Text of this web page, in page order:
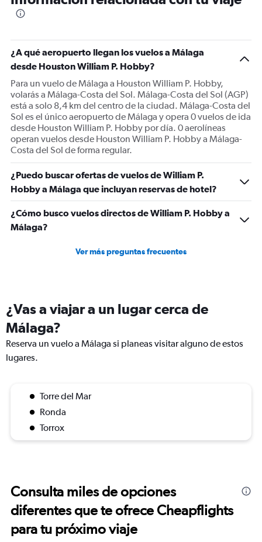
The
Y
axis
displaying
values.
Range:
0
to
2400.
¿A qué aeropuerto llegan los vuelos a Málaga
desde Houston William P. Hobby?
Para un vuelo de Málaga a Houston William P. Hobby,
volarás a Málaga-Costa del Sol. Málaga-Costa del Sol (AGP)
está a solo 8,4 km del centro de la ciudad. Málaga-Costa del
Sol es el único aeropuerto de Málaga y opera 0 vuelos de ida
desde Houston William P. Hobby por día. 0 aerolíneas
operan vuelos desde Houston William P. Hobby a Málaga-
Costa del Sol de forma regular.
¿Puedo buscar ofertas de vuelos de William P.
Hobby a Málaga que incluyan reservas de hotel?
¿Cómo busco vuelos directos de William P. Hobby a
Málaga?
Ver más preguntas frecuentes
¿Vas a viajar a un lugar cerca de
Málaga?
Reserva un vuelo a Málaga si planeas visitar alguno de estos
lugares.
Torre del Mar
Ronda
Torrox
Consulta miles de opciones
diferentes que te ofrece Cheapflights
para tu próximo viaje